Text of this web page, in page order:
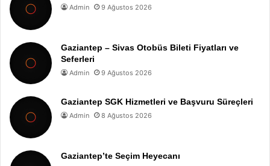
Admin 9 Ağustos 2026
Gaziantep – Sivas Otobüs Bileti Fiyatları ve
Seferleri
Admin 9 Ağustos 2026
Gaziantep SGK Hizmetleri ve Başvuru Süreçleri
Admin 8 Ağustos 2026
Gaziantep’te Seçim Heyecanı